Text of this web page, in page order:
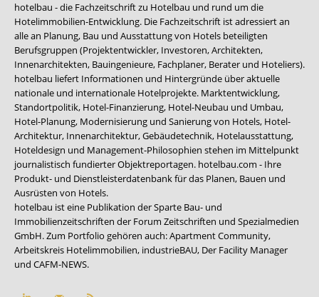
hotelbau - die Fachzeitschrift zu Hotelbau und rund um die
Hotelimmobilien-Entwicklung. Die Fachzeitschrift ist adressiert an
alle an Planung, Bau und Ausstattung von Hotels beteiligten
Berufsgruppen (Projektentwickler, Investoren, Architekten,
Innenarchitekten, Bauingenieure, Fachplaner, Berater und Hoteliers).
hotelbau liefert Informationen und Hintergründe über aktuelle
nationale und internationale Hotelprojekte. Marktentwicklung,
Standortpolitik, Hotel-Finanzierung, Hotel-Neubau und Umbau,
Hotel-Planung, Modernisierung und Sanierung von Hotels, Hotel-
Architektur, Innenarchitektur, Gebäudetechnik, Hotelausstattung,
Hoteldesign und Management-Philosophien stehen im Mittelpunkt
journalistisch fundierter Objektreportagen. hotelbau.com - Ihre
Produkt- und Dienstleisterdatenbank für das Planen, Bauen und
Ausrüsten von Hotels.
hotelbau ist eine Publikation der Sparte Bau- und
Immobilienzeitschriften der Forum Zeitschriften und Spezialmedien
GmbH. Zum Portfolio gehören auch:Apartment Community,
Arbeitskreis Hotelimmobilien, industrieBAU, Der Facility Manager
und CAFM-NEWS.